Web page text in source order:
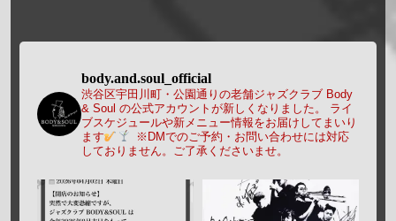
body.and.soul_official
渋谷区宇田川町・公園通りの老舗ジャズクラブ Body
& Soul の公式アカウントが新しくなりました。
ライ
ブスケジュールや新メニュー情報をお届けしてまいり
ます
※DMでのご予約・お問い合わせには対応
しておりません。ご了承くださいませ。